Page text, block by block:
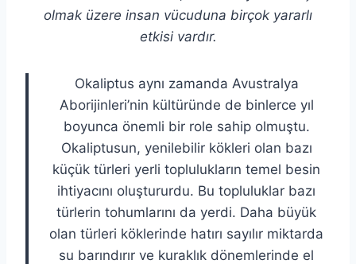
olmak üzere insan vücuduna birçok yararlı
etkisi vardır.
Okaliptus aynı zamanda Avustralya
Aborijinleri’nin kültüründe de binlerce yıl
boyunca önemli bir role sahip olmuştu.
Okaliptusun, yenilebilir kökleri olan bazı
küçük türleri yerli toplulukların temel besin
ihtiyacını oluştururdu. Bu topluluklar bazı
türlerin tohumlarını da yerdi. Daha büyük
olan türleri köklerinde hatırı sayılır miktarda
su barındırır ve kuraklık dönemlerinde el